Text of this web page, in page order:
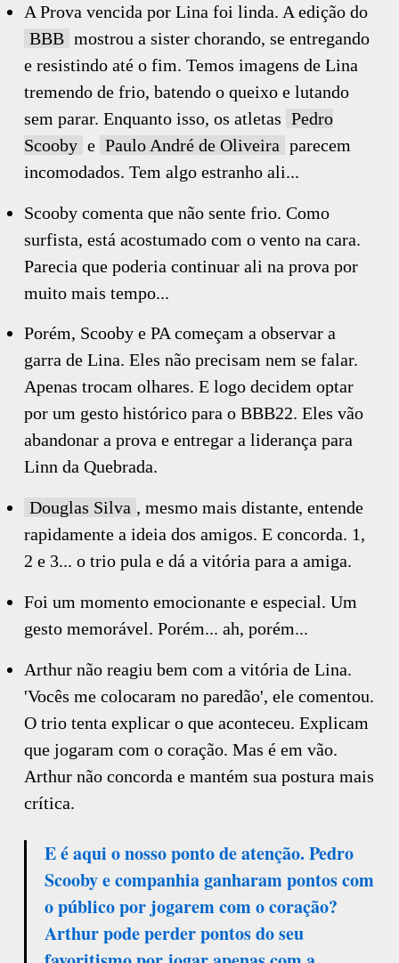
A Prova vencida por Lina foi linda. A edição do
BBB mostrou a sister chorando, se entregando
e resistindo até o fim. Temos imagens de Lina
tremendo de frio, batendo o queixo e lutando
sem parar. Enquanto isso, os atletas Pedro
Scooby e Paulo André de Oliveira parecem
incomodados. Tem algo estranho ali...
Scooby comenta que não sente frio. Como
surfista, está acostumado com o vento na cara.
Parecia que poderia continuar ali na prova por
muito mais tempo...
Porém, Scooby e PA começam a observar a
garra de Lina. Eles não precisam nem se falar.
Apenas trocam olhares. E logo decidem optar
por um gesto histórico para o BBB22. Eles vão
abandonar a prova e entregar a liderança para
Linn da Quebrada.
Douglas Silva , mesmo mais distante, entende
rapidamente a ideia dos amigos. E concorda. 1,
2 e 3... o trio pula e dá a vitória para a amiga.
Foi um momento emocionante e especial. Um
gesto memorável. Porém... ah, porém...
Arthur não reagiu bem com a vitória de Lina.
'Vocês me colocaram no paredão', ele comentou.
O trio tenta explicar o que aconteceu. Explicam
que jogaram com o coração. Mas é em vão.
Arthur não concorda e mantém sua postura mais
crítica.
E é aqui o nosso ponto de atenção. Pedro
Scooby e companhia ganharam pontos com
o público por jogarem com o coração?
Arthur pode perder pontos do seu